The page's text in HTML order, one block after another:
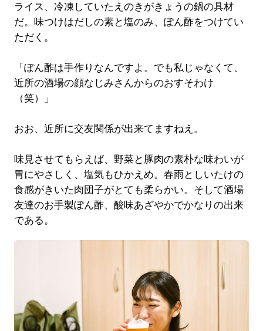
ライス、冷凍していたえのきがきょうの鍋の具材
だ。味つけはだしの素と塩のみ、ぽん酢をつけてい
ただく。
「ぽん酢は手作りなんですよ。でも私じゃなくて、
近所の酒場の顔なじみさんからのおすそわけ
（笑）」
おお、近所に交友関係が出来てますねえ。
味見させてもらえば、野菜と豚肉の素朴な味わいが
胃にやさしく、塩気もひかえめ。春雨としいたけの
食感がきいた肉団子がとても柔らかい。そして酒場
友達のお手製ぽん酢、酸味あざやかでかなりの出来
である。